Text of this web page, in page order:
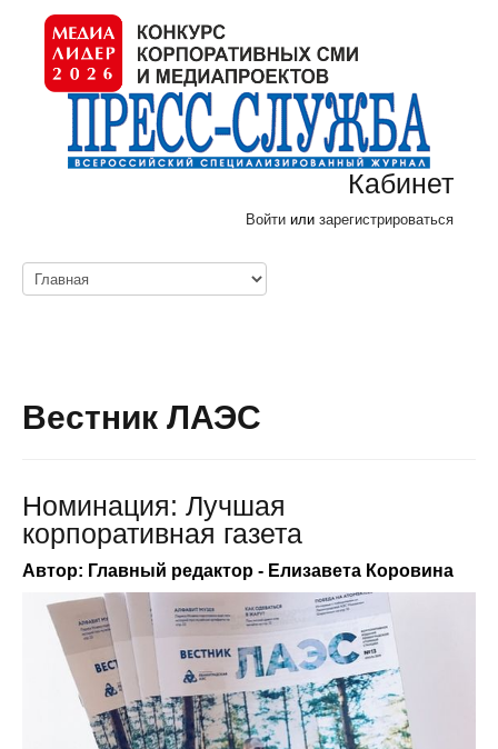
Кабинет
Войти или зарегистрироваться
Вестник ЛАЭС
Номинация: Лучшая
корпоративная газета
Автор: Главный редактор - Елизавета Коровина